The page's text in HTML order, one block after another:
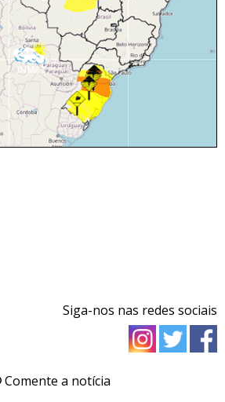
Siga-nos nas redes sociais
Comente a notícia